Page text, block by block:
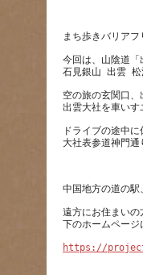
今回は、山陰道
空の旅の玄関口
ドライブの途中
遠方にお住まいの
https://